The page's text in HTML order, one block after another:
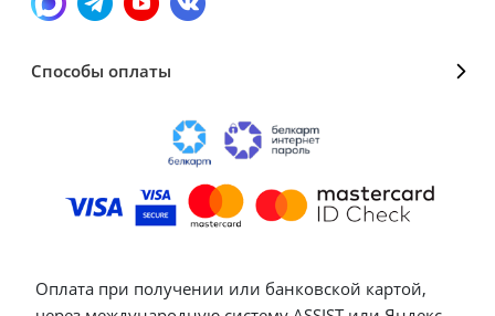
Способы оплаты
Оплата при получении или банковской картой,